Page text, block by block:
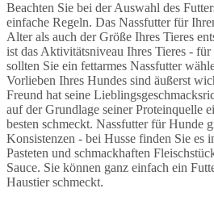
Beachten Sie bei der Auswahl des
einfache Regeln. Das Nassfutter für
Alter als auch der Größe Ihres Tieres
ist das Aktivitätsniveau Ihres Tieres -
sollten Sie ein fettarmes Nassfutter
Vorlieben Ihres Hundes sind äußerst
Freund hat seine
auf der Grundlage seiner Proteinquelle
besten schmeckt. Nassfutter für Hunde
Konsistenzen - bei Husse finden Sie es
Pasteten und schmackhaften
Sauce. Sie können ganz einfach ein
Haustier schmeckt.